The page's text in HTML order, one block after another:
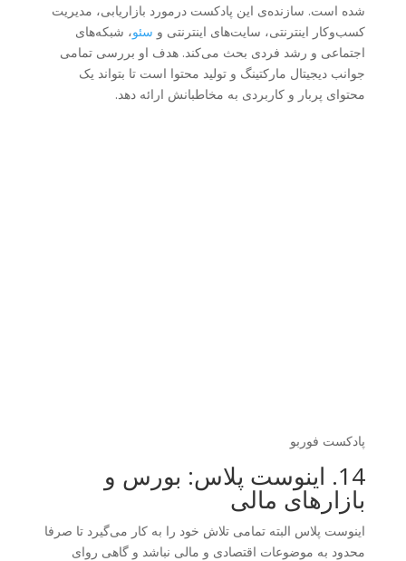
شده است. سازنده‌ی این پادکست درمورد بازاریابی، مدیریت
کسب‌وکار اینترنتی، سایت‌های اینترنتی و سئو، شبکه‌های
اجتماعی و رشد فردی بحث می‌کند. هدف او بررسی تمامی
جوانب دیجیتال مارکتینگ و تولید محتوا است تا بتواند یک
محتوای پربار و کاربردی به مخاطبانش ارائه دهد.
پادکست فوربو
14. اینوست پلاس: بورس و
بازارهای مالی
اینوست پلاس البته تمامی تلاش خود را به کار می‌گیرد تا صرفا
محدود به موضوعات اقتصادی و مالی نباشد و گاهی روای